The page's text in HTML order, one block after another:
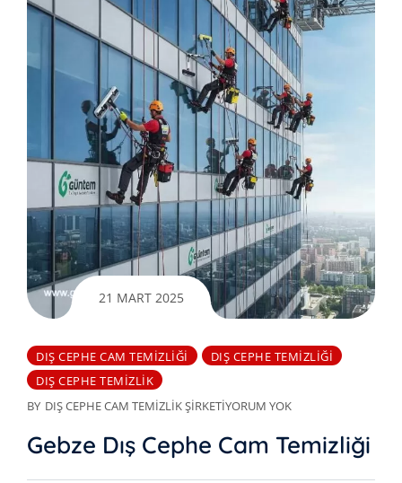
21 MART 2025
DIŞ CEPHE CAM TEMIZLIĞI
DIŞ CEPHE TEMIZLIĞI
DIŞ CEPHE TEMIZLIK
BY DIŞ CEPHE CAM TEMIZLIK ŞIRKETIYORUM YOK
Gebze Dış Cephe Cam Temizliği